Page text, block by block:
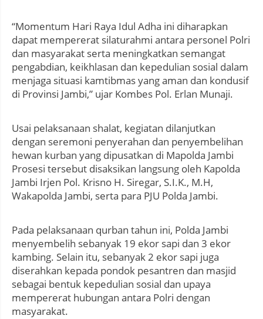
“Momentum Hari Raya Idul Adha ini diharapkan
dapat mempererat silaturahmi antara personel Polri
dan masyarakat serta meningkatkan semangat
pengabdian, keikhlasan dan kepedulian sosial dalam
menjaga situasi kamtibmas yang aman dan kondusif
di Provinsi Jambi,” ujar Kombes Pol. Erlan Munaji.
Usai pelaksanaan shalat, kegiatan dilanjutkan
dengan seremoni penyerahan dan penyembelihan
hewan kurban yang dipusatkan di Mapolda Jambi
Prosesi tersebut disaksikan langsung oleh Kapolda
Jambi Irjen Pol. Krisno H. Siregar, S.I.K., M.H,
Wakapolda Jambi, serta para PJU Polda Jambi.
Pada pelaksanaan qurban tahun ini, Polda Jambi
menyembelih sebanyak 19 ekor sapi dan 3 ekor
kambing. Selain itu, sebanyak 2 ekor sapi juga
diserahkan kepada pondok pesantren dan masjid
sebagai bentuk kepedulian sosial dan upaya
mempererat hubungan antara Polri dengan
masyarakat.